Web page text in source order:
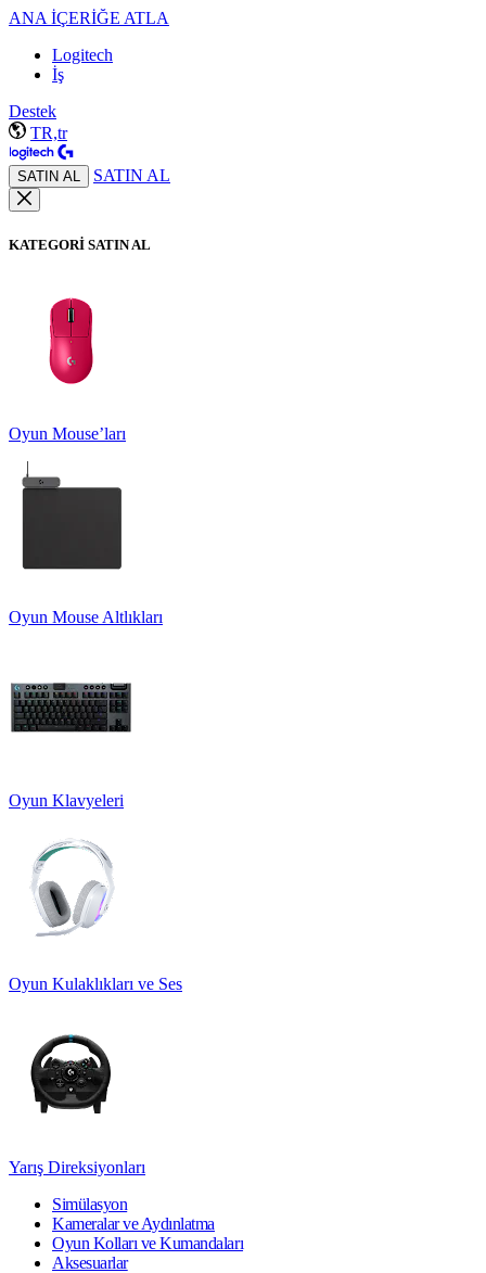
ANA İÇERİĞE ATLA
Logitech
İş
Destek
TR,tr
SATIN AL SATIN AL
KATEGORİ SATIN AL
Oyun Mouse’ları
Oyun Mouse Altlıkları
Oyun Klavyeleri
Oyun Kulaklıkları ve Ses
Yarış Direksiyonları
Simülasyon
Kameralar ve Aydınlatma
Oyun Kolları ve Kumandaları
Aksesuarlar